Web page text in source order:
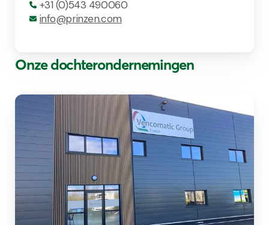
+31 (0)543 490060
info@prinzen.com
Onze dochterondernemingen